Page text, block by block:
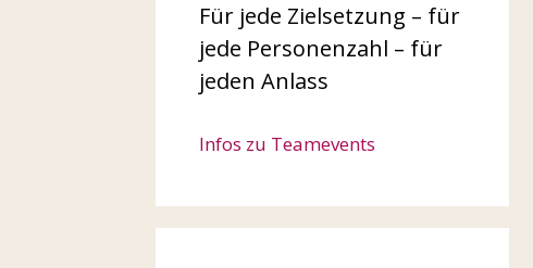
Für jede Zielsetzung – für
jede Personenzahl – für
jeden Anlass
Infos zu Teamevents